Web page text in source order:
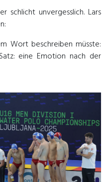
schlicht unvergesslich. Lars
Wort beschreiben müsste:
eine Emotion nach der